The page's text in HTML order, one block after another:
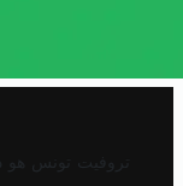
تروفيت تونس هو